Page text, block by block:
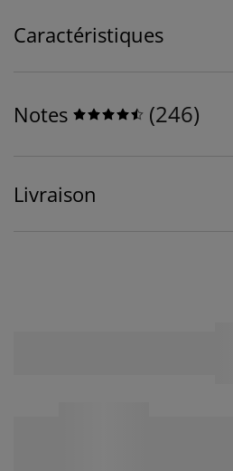
Caractéristiques
Notes (246)
Livraison